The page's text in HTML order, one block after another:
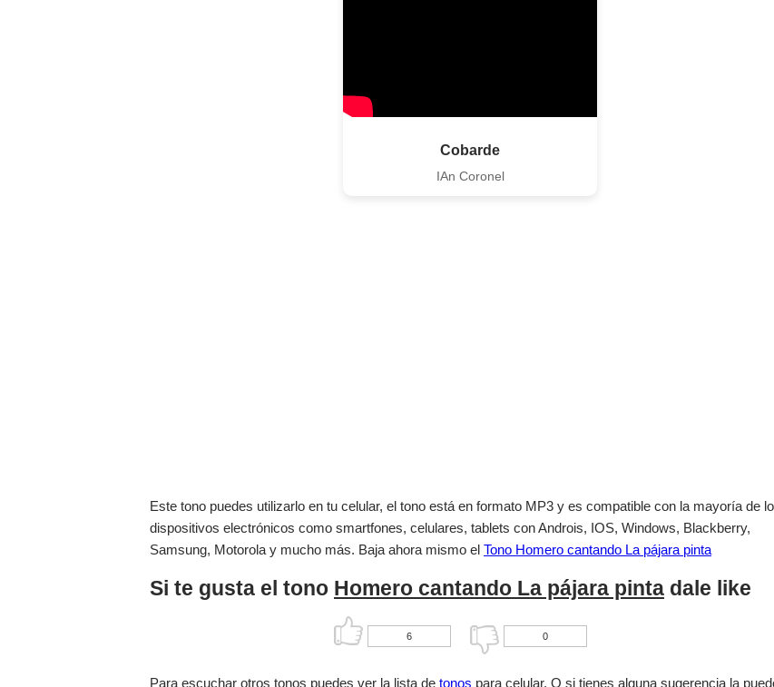
Cobarde
IAn Coronel
Este tono puedes utilizarlo en tu celular, el tono está en formato MP3 y es compatible con la mayoría de
dispositivos electrónicos como smartfones, celulares, tablets con Androis, IOS, Windows, Blackberry,
Samsung, Motorola y mucho más. Baja ahora mismo el Tono Homero cantando La pájara pinta
Si te gusta el tono Homero cantando La pájara pinta dale like
6 0
Para escuchar otros tonos puedes ver la lista de tonos para celular. O si tienes alguna sugerencia la